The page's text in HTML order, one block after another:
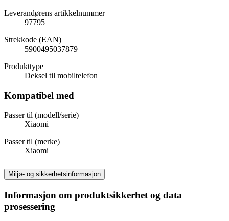
Leverandørens artikkelnummer
97795
Strekkode (EAN)
5900495037879
Produkttype
Deksel til mobiltelefon
Kompatibel med
Passer til (modell/serie)
Xiaomi
Passer til (merke)
Xiaomi
Miljø- og sikkerhetsinformasjon
Informasjon om produktsikkerhet og data
prosessering